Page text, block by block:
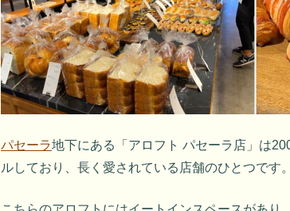
パセーラ地下にある「アロフト パセーラ店」は
ルしており、長く愛されている店舗のひとつです。